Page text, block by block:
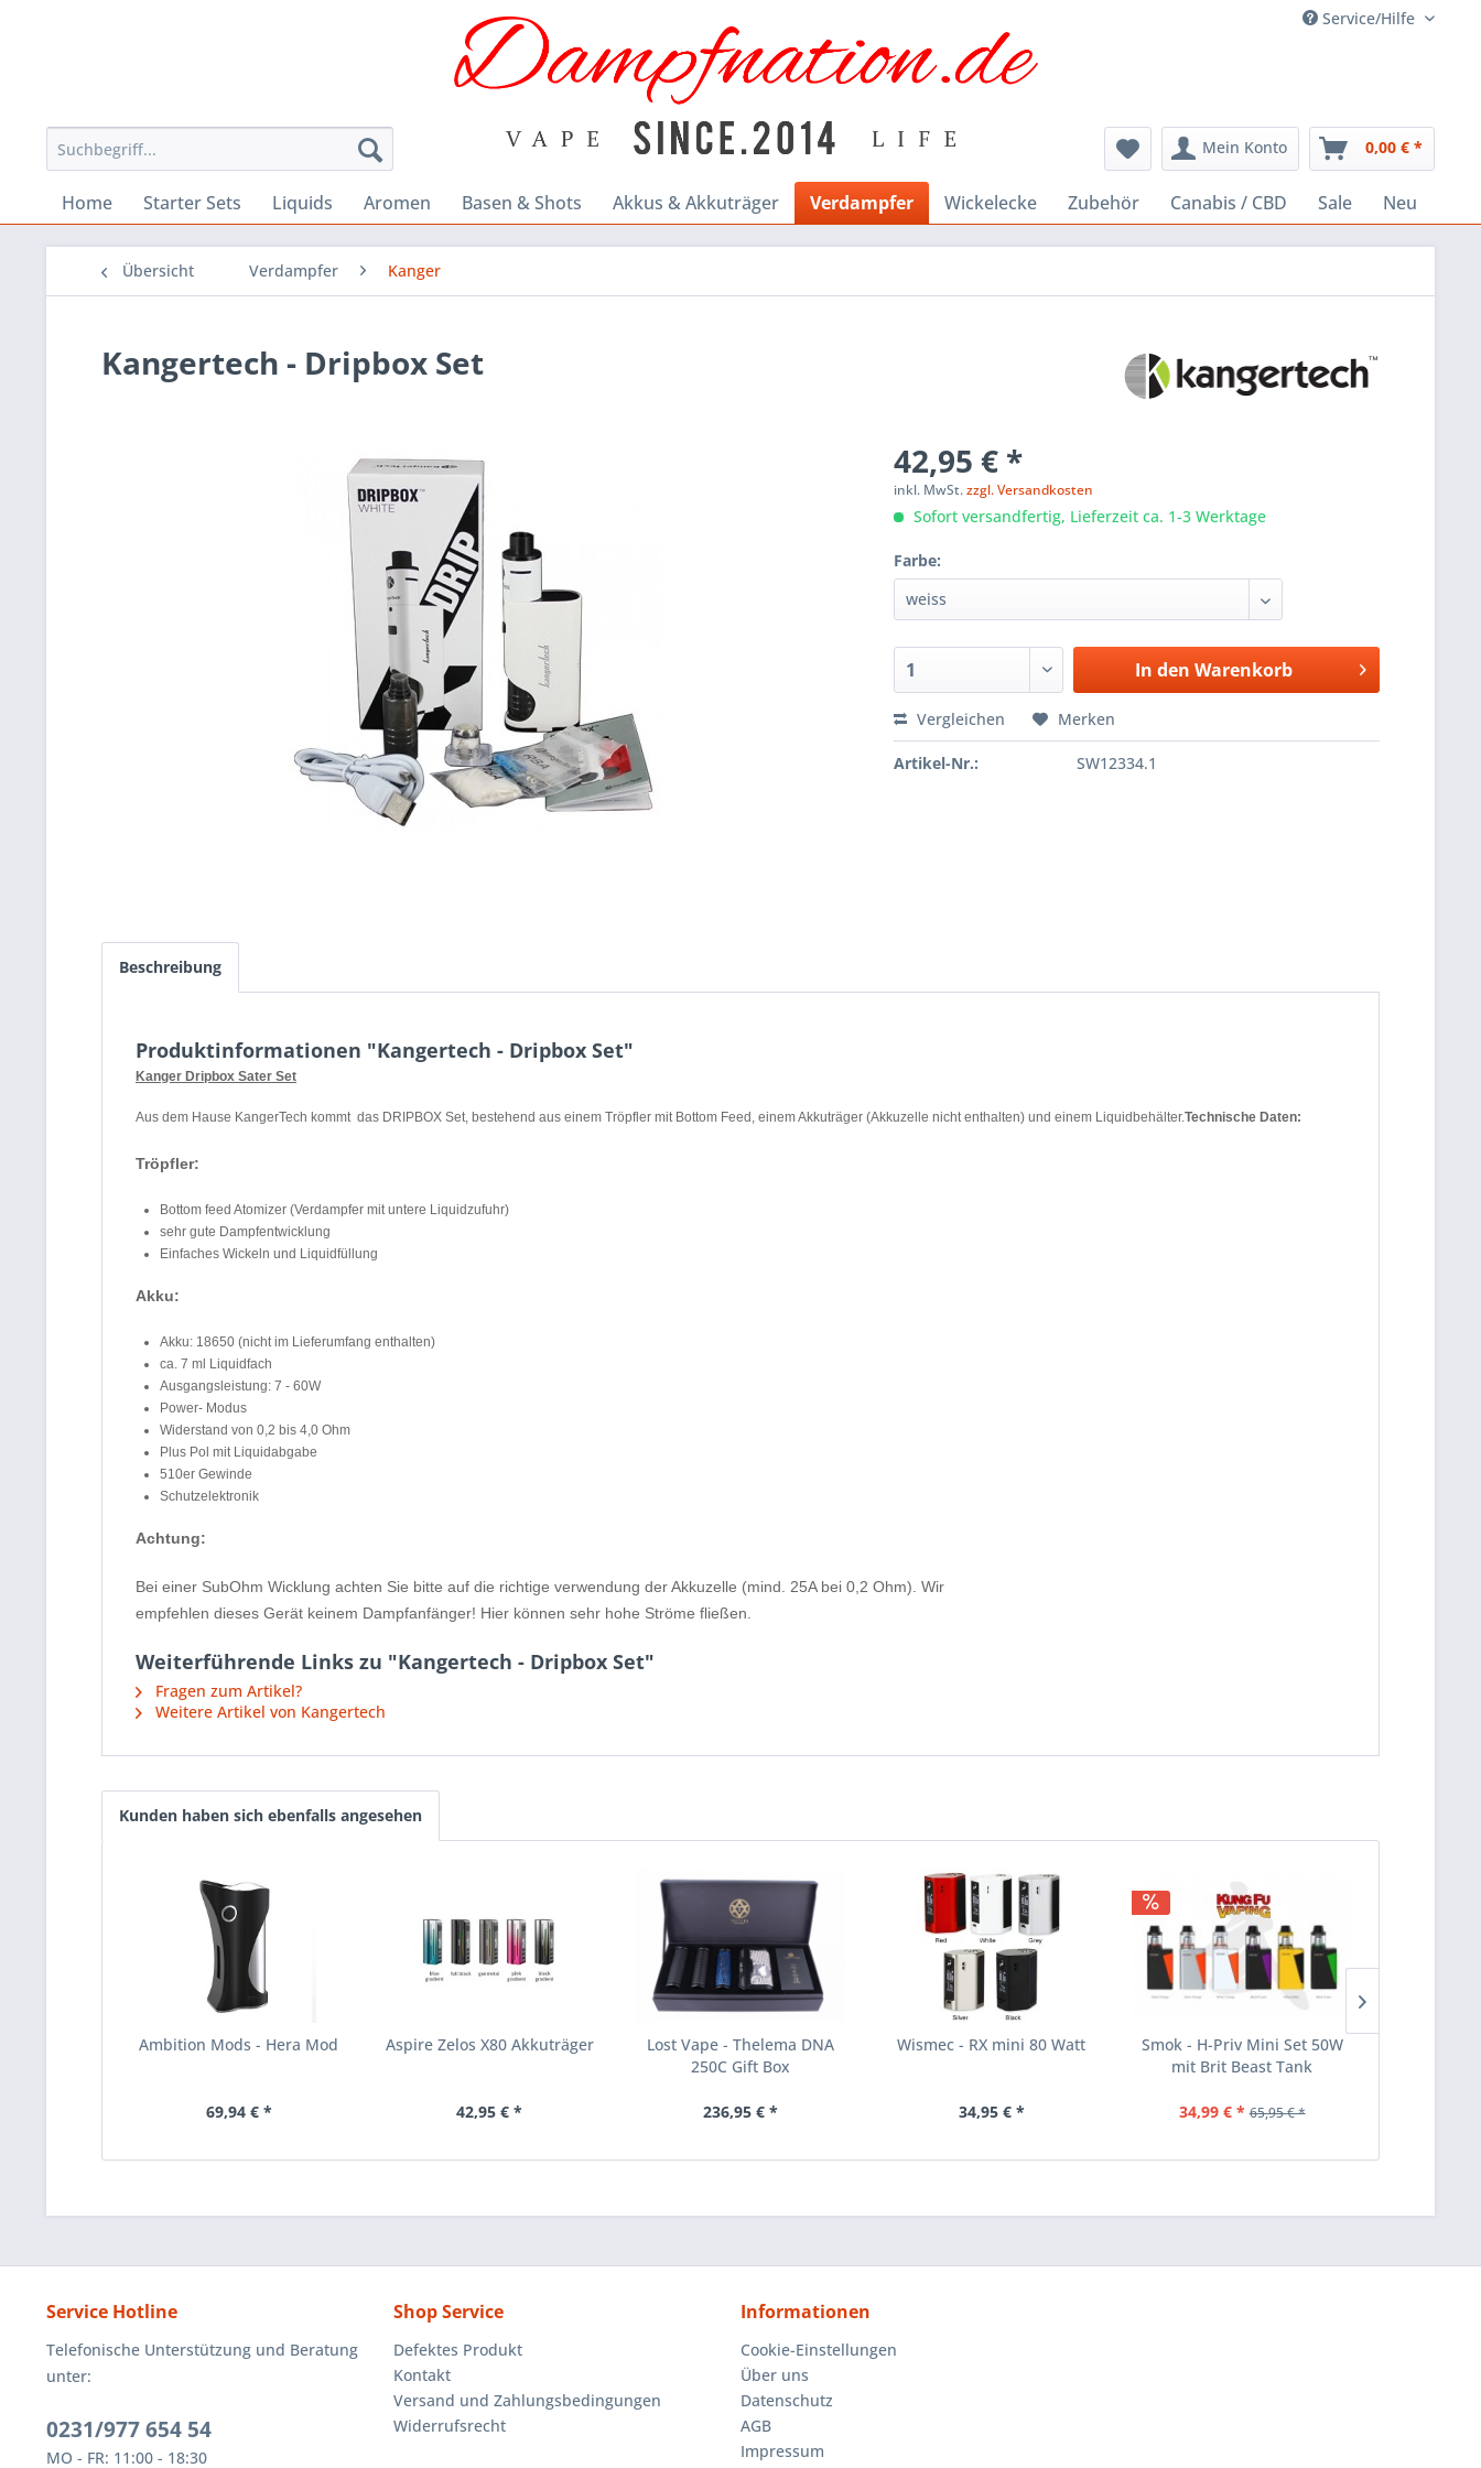
Service/Hilfe
Mein Konto 0,00 € *
Home Starter Sets Liquids Aromen Basen & Shots Akkus & Akkuträger Verdampfer Wickelecke Zubehör Canabis / CBD Sale Neu
Übersicht Verdampfer Kanger
Kangertech - Dripbox Set
42,95 € *
inkl. MwSt.zzgl. Versandkosten
Sofort versandfertig, Lieferzeit ca. 1-3 Werktage
Farbe:
In den Warenkorb
Vergleichen Merken
Artikel-Nr.: SW12334.1
Beschreibung
Produktinformationen "Kangertech - Dripbox Set"
Kanger Dripbox Sater Set
Aus dem Hause KangerTech kommt das DRIPBOX Set, bestehend aus einem Tröpfler mit Bottom Feed, einem Akkuträger (Akkuzelle nicht enthalten) und einem Liquidbehälter.Technische Daten:
Tröpfler:
Bottom feed Atomizer (Verdampfer mit untere Liquidzufuhr)
sehr gute Dampfentwicklung
Einfaches Wickeln und Liquidfüllung
Akku:
Akku: 18650 (nicht im Lieferumfang enthalten)
ca. 7 ml Liquidfach
Ausgangsleistung: 7 - 60W
Power- Modus
Widerstand von 0,2 bis 4,0 Ohm
Plus Pol mit Liquidabgabe
510er Gewinde
Schutzelektronik
Achtung:
Bei einer SubOhm Wicklung achten Sie bitte auf die richtige verwendung der Akkuzelle (mind. 25A bei 0,2 Ohm). Wir
empfehlen dieses Gerät keinem Dampfanfänger! Hier können sehr hohe Ströme fließen.
Weiterführende Links zu "Kangertech - Dripbox Set"
Fragen zum Artikel?
Weitere Artikel von Kangertech
Kunden haben sich ebenfalls angesehen
Ambition Mods - Hera Mod
69,94 € *
Aspire Zelos X80 Akkuträger
42,95 € *
Lost Vape - Thelema DNA
250C Gift Box
236,95 € *
Wismec - RX mini 80 Watt
34,95 € *
Smok - H-Priv Mini Set 50W
mit Brit Beast Tank
34,99 € * 65,95 € *
Service Hotline
Telefonische Unterstützung und Beratung
unter:
0231/977 654 54
MO - FR: 11:00 - 18:30
Shop Service
Defektes Produkt
Kontakt
Versand und Zahlungsbedingungen
Widerrufsrecht
Informationen
Cookie-Einstellungen
Über uns
Datenschutz
AGB
Impressum